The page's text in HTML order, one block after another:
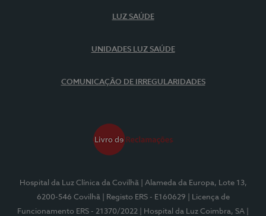
LUZ SAÚDE
UNIDADES LUZ SAÚDE
COMUNICAÇÃO DE IRREGULARIDADES
Hospital da Luz Clínica da Covilhã
| Alameda da Europa, Lote 13,
6200-546 Covilhã
| Registo ERS - E160629
| Licença de
Funcionamento ERS - 21370/2022
| Hospital da Luz Coimbra, SA